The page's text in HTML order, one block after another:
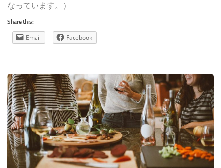
なっています。）
Share this:
Email Facebook